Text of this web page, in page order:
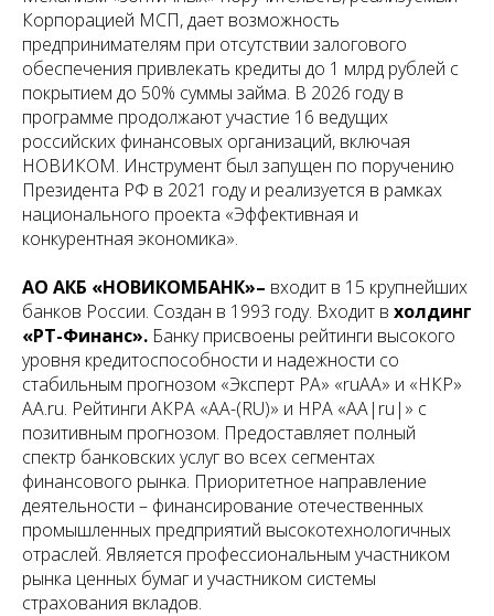
Корпорацией МСП, дает возможность
предпринимателям при отсутствии залогового
обеспечения привлекать кредиты до 1 млрд рублей с
покрытием до 50% суммы займа. В 2026 году в
программе продолжают участие 16 ведущих
российских финансовых организаций, включая
НОВИКОМ. Инструмент был запущен по поручению
Президента РФ в 2021 году и реализуется в рамках
национального проекта «Эффективная и
конкурентная экономика».
АО АКБ «НОВИКОМБАНК»– входит в 15 крупнейших
банков России. Создан в 1993 году. Входит в холдинг
«РТ-Финанс». Банку присвоены рейтинги высокого
уровня кредитоспособности и надежности со
стабильным прогнозом «Эксперт РА» «ruАА» и «НКР»
АА.ru. Рейтинги АКРА «АА-(RU)» и НРА «АА|ru|» с
позитивным прогнозом. Предоставляет полный
спектр банковских услуг во всех сегментах
финансового рынка. Приоритетное направление
деятельности – финансирование отечественных
промышленных предприятий высокотехнологичных
отраслей. Является профессиональным участником
рынка ценных бумаг и участником системы
страхования вкладов.